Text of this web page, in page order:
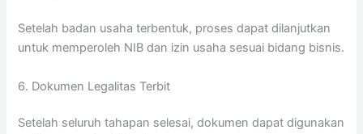
Setelah badan usaha terbentuk, proses dapat dilanjutkan
untuk memperoleh NIB dan izin usaha sesuai bidang bisnis.
6. Dokumen Legalitas Terbit
Setelah seluruh tahapan selesai, dokumen dapat digunakan